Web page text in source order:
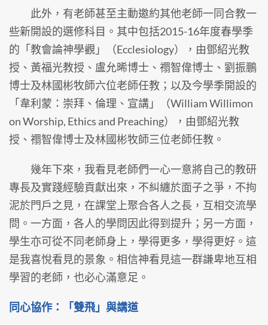
此外，有老師甚至主動邀約其他老師一同合教一
些新開設的選修科目。其中包括2015-16年度春學季
的「教會論神學觀」（Ecclesiology），由鄧紹光教
授、黃福光教授、盧允晞博士、禤智偉博士、劉振鵬
博士及林國彬牧師六位老師任教；以及今學季開設的
「韋利蒙：崇拜、倫理、宣講」（William Willimon
on Worship, Ethics and Preaching），由鄧紹光教
授、禤智偉博士及林國彬牧師三位老師任教。
幾年下來，我看見老師們一心一意將自己的教研
專長及實踐經驗貢獻出來，不糾纏於面子之爭，不拘
泥於門戶之見，在課堂上聚合各人之長，互相交流學
問。一方面，各人的學問因此得到提升；另一方面，
學生亦可從不同老師身上，學得更多，學得更好。這
是我喜悅看見的景象。相信神看見這一群謙卑地互相
學習的老師，也必心滿意足。
同心協作：「雙飛」與講道